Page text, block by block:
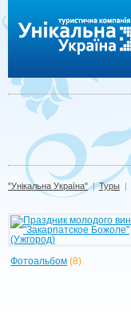
"Унікальна Україна" | Туры |
Фотоальбом (8)